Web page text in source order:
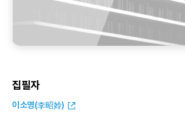
집필자
이소영(李昭姈)